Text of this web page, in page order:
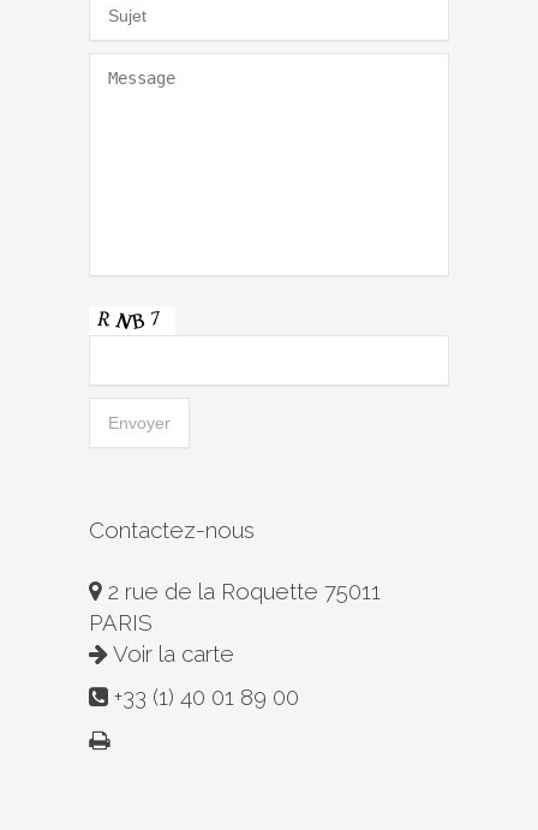
Contactez-nous
2 rue de la Roquette 75011
PARIS
Voir la carte
+33 (1) 40 01 89 00